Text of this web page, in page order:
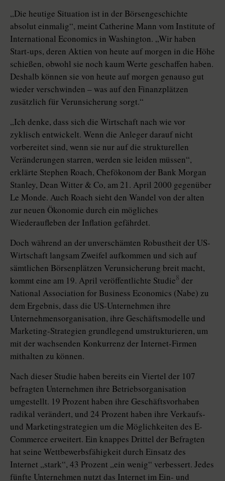
„Die heutige Situation ist in der Börsengeschichte
absolut einmalig“, meint Catherine Mann vom Institute of
International Economics in Washington. „Wir haben
Start-ups, deren Aktien von heute auf morgen in die Höhe
schießen, obwohl sie noch kaum Werte geschaffen haben.
Deshalb können sie von heute auf morgen genauso gut
wieder verschwinden – was auf den Finanzplätzen
zusätzlich für Verunsicherung sorgt.“
„Ich denke, dass sich die Wirtschaft nach wie vor
zyklisch entwickelt. Wenn die Anleger darauf nicht
vorbereitet sind, wenn sie nur auf die strukturellen
Veränderungen starren, werden sie leiden müssen“,
erklärte Stephen Roach, Chefökonom der Bank Morgan
Stanley, Dean Witter & Co, am 21. April 2000 gegenüber
Le Monde. Auch Roach sieht den Wandel von der alten
zur neuen Ökonomie durch ein mögliches
Wiederaufleben der Inflation gefährdet.
Doch während an der unverschämten Robustheit der US-
Wirtschaft langsam Zweifel aufkommen und sich auf
sämtlichen Börsenplätzen Verunsicherung breit macht,
kommt eine am 19. April veröffentlichte Studie8 der
National Association for Business Economics (Nabe) zu
dem Ergebnis, dass die US-Unternehmen ihre
Unternehmensorganisation, ihre Geschäftsmodelle und
Marketing-Strategien grundlegend umstrukturieren, um
mit der wachsenden Konkurrenz der Internet-Firmen
mithalten zu können.
Nach dieser Studie haben bereits ein Viertel der 107
befragten Unternehmen ihre Betriebsorganisation
umgestellt. 19 Prozent haben ihre Geschäftsvorhaben
radikal verändert, und 24 Prozent haben ihre Verkaufs-
und Marketingstrategien um die Möglichkeiten des E-
Commerce erweitert. Ein knappes Drittel der Befragten
hat seine Wettbewerbsfähigkeit durch Einsatz des
Internet „stark“, 43 Prozent „ein wenig“ verbessert. Jedes
fünfte Unternehmen nutzt das Internet im Ein- und